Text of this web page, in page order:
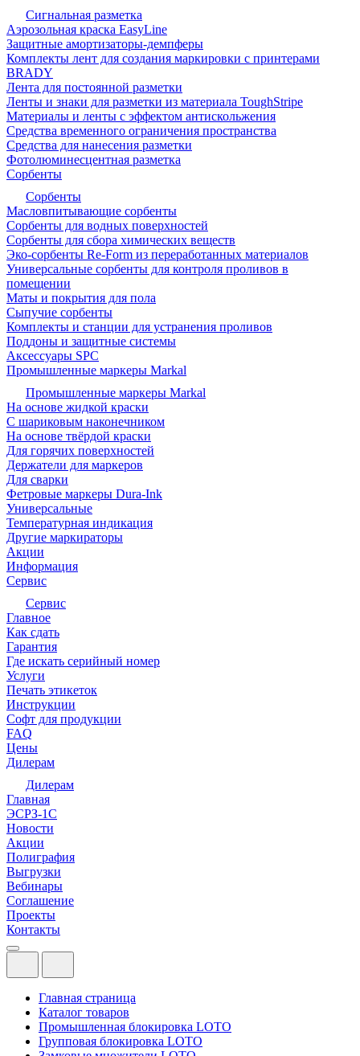
Сигнальная разметка
Аэрозольная краска EasyLine
Защитные амортизаторы-демпферы
Комплекты лент для создания маркировки с принтерами
BRADY
Лента для постоянной разметки
Ленты и знаки для разметки из материала ToughStripe
Материалы и ленты с эффектом антискольжения
Средства временного ограничения пространства
Средства для нанесения разметки
Фотолюминесцентная разметка
Сорбенты
Сорбенты
Масловпитывающие сорбенты
Сорбенты для водных поверхностей
Сорбенты для сбора химических веществ
Эко-сорбенты Re-Form из переработанных материалов
Универсальные сорбенты для контроля проливов в
помещении
Маты и покрытия для пола
Сыпучие сорбенты
Комплекты и станции для устранения проливов
Поддоны и защитные системы
Аксессуары SPC
Промышленные маркеры Markal
Промышленные маркеры Markal
На основе жидкой краски
С шариковым наконечником
На основе твёрдой краски
Для горячих поверхностей
Держатели для маркеров
Для сварки
Фетровые маркеры Dura-Ink
Универсальные
Температурная индикация
Другие маркираторы
Акции
Информация
Сервис
Сервис
Главное
Как сдать
Гарантия
Где искать серийный номер
Услуги
Печать этикеток
Инструкции
Софт для продукции
FAQ
Цены
Дилерам
Дилерам
Главная
ЭСРЗ-1С
Новости
Акции
Полиграфия
Выгрузки
Вебинары
Соглашение
Проекты
Контакты
Главная страница
Каталог товаров
Промышленная блокировка LOTO
Групповая блокировка LOTO